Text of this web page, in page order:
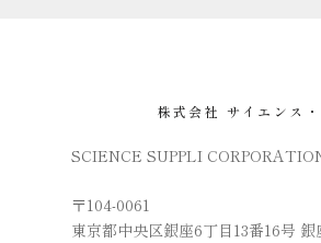
株式会社 サイエンス・
SCIENCE SUPPLI
〒104-0061
東京都中央区銀座6丁目13番16号